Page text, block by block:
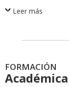
Leer más
FORMACIÓN
Académica